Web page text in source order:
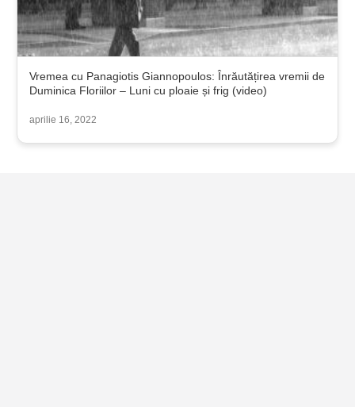
Vremea cu Panagiotis Giannopoulos: Înrăutățirea vremii de
Duminica Floriilor – Luni cu ploaie și frig (video)
aprilie 16, 2022